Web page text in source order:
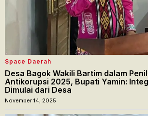
Space Daerah
Desa Bagok Wakili Bartim dalam
Antikorupsi 2025, Bupati Yamin:
Dimulai dari Desa
November 14, 2025